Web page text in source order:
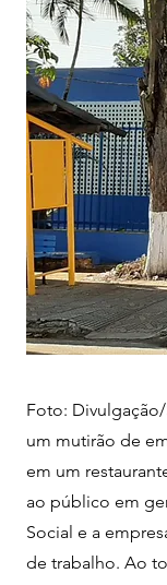
Foto: Divulgação/
um mutirão de
em um
ao público em
Social e a
de trabalho. Ao